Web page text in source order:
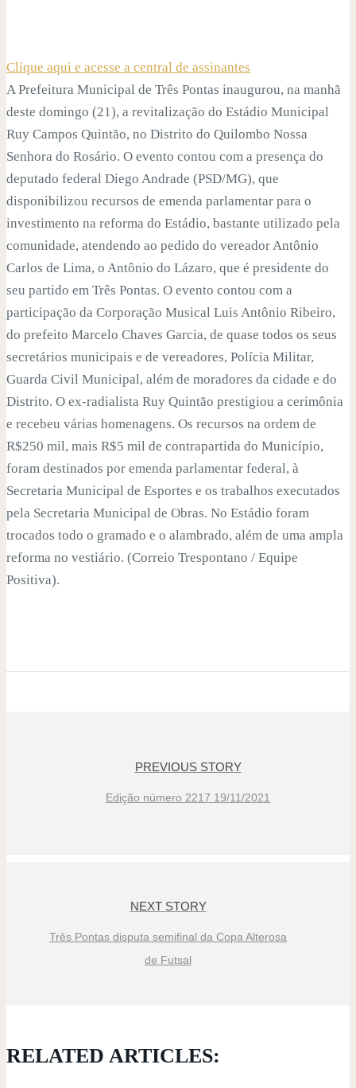
Clique aqui e acesse a central de assinantes
A Prefeitura Municipal de Três Pontas inaugurou, na manhã
deste domingo (21), a revitalização do Estádio Municipal
Ruy Campos Quintão, no Distrito do Quilombo Nossa
Senhora do Rosário. O evento contou com a presença do
deputado federal Diego Andrade (PSD/MG), que
disponibilizou recursos de emenda parlamentar para o
investimento na reforma do Estádio, bastante utilizado pela
comunidade, atendendo ao pedido do vereador Antônio
Carlos de Lima, o Antônio do Lázaro, que é presidente do
seu partido em Três Pontas. O evento contou com a
participação da Corporação Musical Luis Antônio Ribeiro,
do prefeito Marcelo Chaves Garcia, de quase todos os seus
secretários municipais e de vereadores, Polícia Militar,
Guarda Civil Municipal, além de moradores da cidade e do
Distrito. O ex-radialista Ruy Quintão prestigiou a cerimônia
e recebeu várias homenagens. Os recursos na ordem de
R$250 mil, mais R$5 mil de contrapartida do Município,
foram destinados por emenda parlamentar federal, à
Secretaria Municipal de Esportes e os trabalhos executados
pela Secretaria Municipal de Obras. No Estádio foram
trocados todo o gramado e o alambrado, além de uma ampla
reforma no vestiário. (Correio Trespontano / Equipe
Positiva).
PREVIOUS STORY
Edição número 2217 19/11/2021
NEXT STORY
Três Pontas disputa semifinal da Copa Alterosa
de Futsal
RELATED ARTICLES: